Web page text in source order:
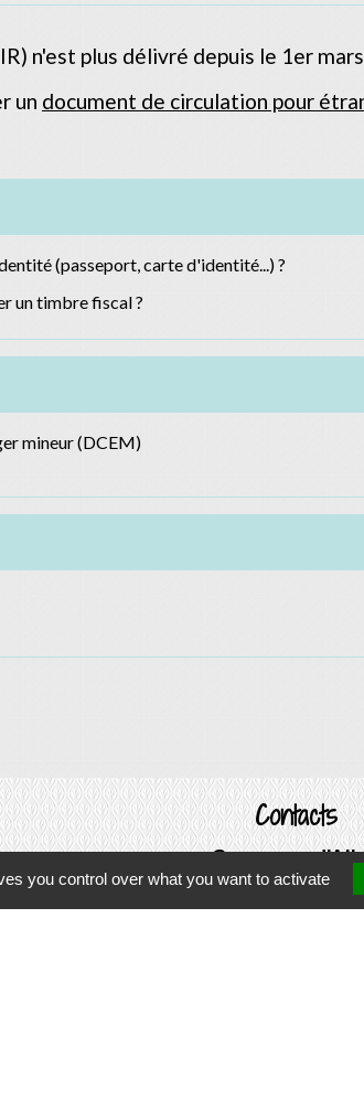
n'est plus délivré depuis le 1er
un document de circulation pour
(passeport, carte d'identité...) ?
un timbre fiscal ?
mineur (DCEM)
Contacts
Commune
Place du Champ-
you control over what you want to activate